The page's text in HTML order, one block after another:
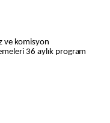
ve komisyon
36 aylık program